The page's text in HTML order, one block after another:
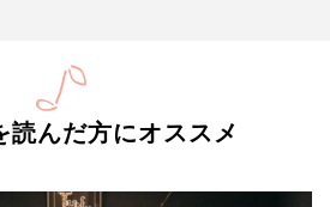
読んだ方にオススメ